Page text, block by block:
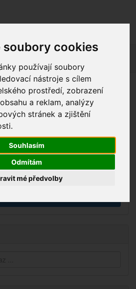
soubory cookies
používají soubory
nástroje s cílem
prostředí, zobrazení
a reklam, analýzy
stránek a zjištění
Souhlasím
Odmítám
mé předvolby
chvíli je Náš internetový obchod v
on-line nyní nelze vyřídit.